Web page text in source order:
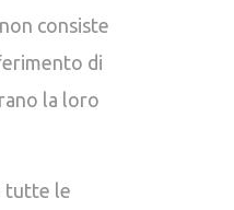
non consiste
di
la loro
tutte le